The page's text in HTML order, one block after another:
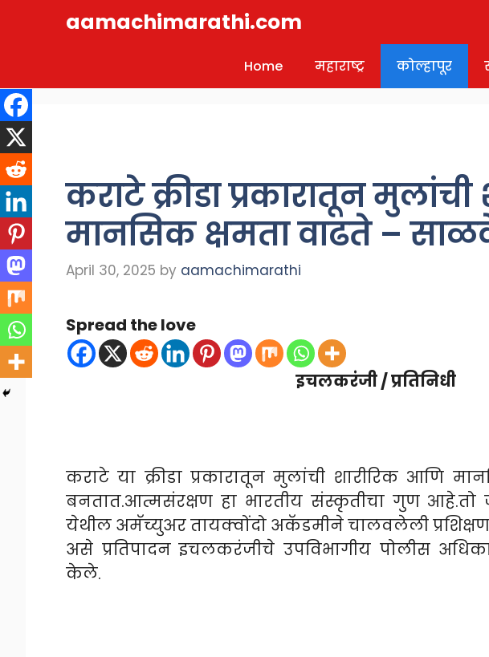
aamachimarathi.com
Home महाराष्ट्र कोल्हापूर
कराटे क्रीडा प्रकारातून
मानसिक क्षमता वाढते –
April 30, 2025 by aamachimarathi
Spread the love
इचलकरंजी / प्रतिनिधी
कराटे या क्रीडा प्रकारातून मुलांची शारीरिक आणि
बनतात.आत्मसंरक्षण हा भारतीय संस्कृतीचा गुण आहे.तो
येथील अमॅच्युअर तायक्वोंदो अकॅडमीने चालवलेली
असे प्रतिपादन इचलकरंजीचे उपविभागीय पोलीस
केले.